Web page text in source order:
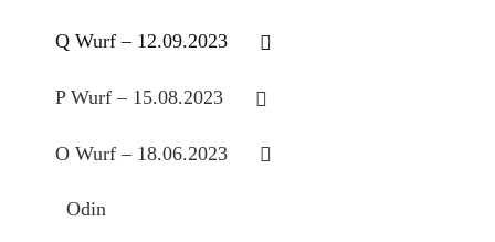
Q Wurf – 12.09.2023
P Wurf – 15.08.2023
O Wurf – 18.06.2023
Odin